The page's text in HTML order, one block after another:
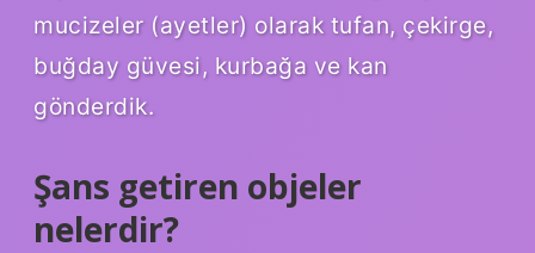
mucizeler (ayetler) olarak tufan, çekirge,
buğday güvesi, kurbağa ve kan
gönderdik.
Şans getiren objeler
nelerdir?